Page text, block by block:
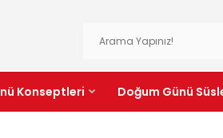
Konseptleri Doğum Günü